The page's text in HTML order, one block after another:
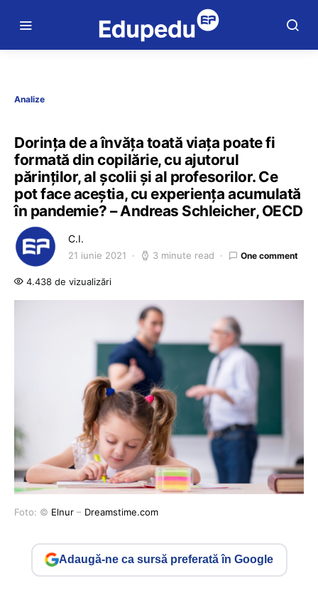
Analize
Dorința de a învăța toată viața poate fi
formată din copilărie, cu ajutorul
părinților, al școlii și al profesorilor. Ce
pot face aceștia, cu experiența acumulată
în pandemie? – Andreas Schleicher, OECD
C.I.
21 iunie 2021 3 minute read One comment
4.438 de vizualizări
Foto: © Elnur – Dreamstime.com
Adaugă-ne ca sursă preferată în Google